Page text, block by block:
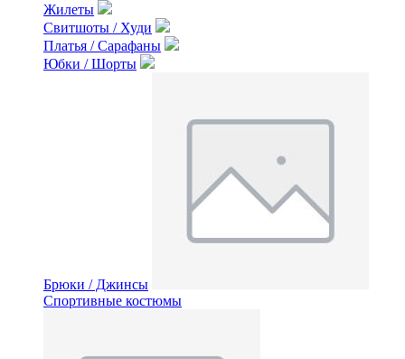
Жилеты
Свитшоты / Худи
Платья / Сарафаны
Юбки / Шорты
Брюки / Джинсы
Спортивные костюмы